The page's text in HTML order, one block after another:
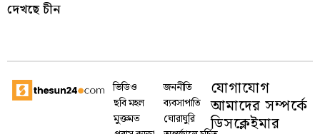
দেখছে চীন
ভিডিও
ছবি মহল
মুক্তমত
জননীতি
ব্যবসাপাতি
ঘোরাঘুরি
যোগাযোগ
আমাদের সম্পর্কে
ডিসক্লেইমার